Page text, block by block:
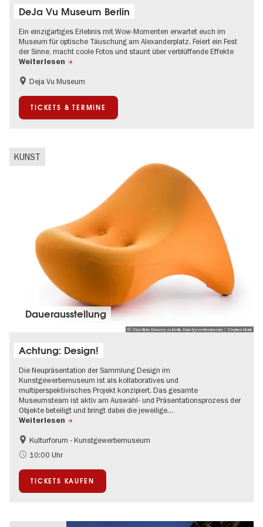
DeJa Vu Museum Berlin
Ein einzigartiges Erlebnis mit Wow-Momenten erwartet euch im
Museum für optische Täuschung am Alexanderplatz. Feiert ein Fest
der Sinne, macht coole Fotos und staunt über verblüffende Effekte
Weiterlesen
Kinder
Teenager
Deja Vu Museum
TICKETS & TERMINE
KUNST
© Staatliche Museen zu Berlin, Kunstgewerbemuseum / Stephan Klonk
Dauer­aus­stel­lung
Achtung: Design!
Die Neupräsentation der Sammlung Design im
Kunstgewerbemuseum ist als kollaboratives und
multiperspektivisches Projekt konzipiert. Das gesamte
Museumsteam ist aktiv am Auswahl- und Präsentationsprozess der
Objekte beteiligt und bringt dabei die jeweilige…
Weiterlesen
Mode und Design
Kulturforum - Kunstgewerbemuseum
10:00 Uhr
TICKETS KAUFEN